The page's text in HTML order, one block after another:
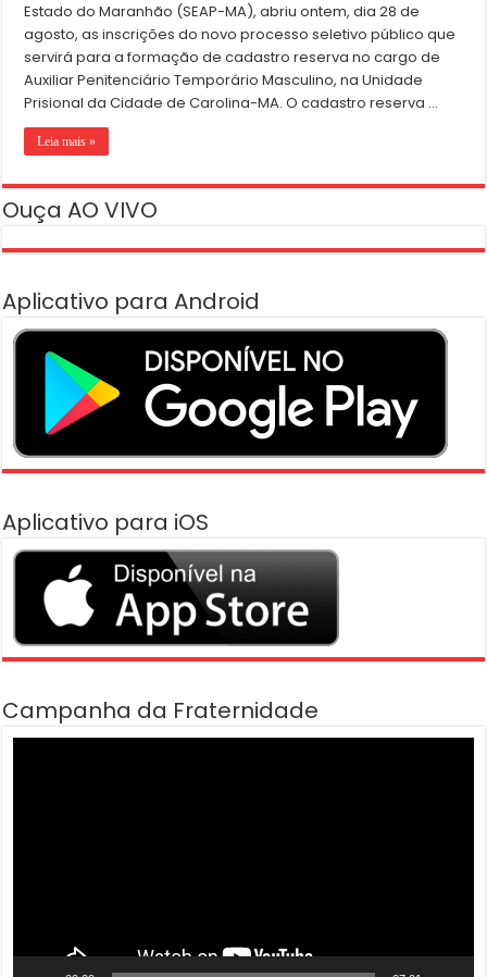
Estado do Maranhão (SEAP-MA), abriu ontem, dia 28 de
agosto, as inscrições do novo processo seletivo público que
servirá para a formação de cadastro reserva no cargo de
Auxiliar Penitenciário Temporário Masculino, na Unidade
Prisional da Cidade de Carolina-MA. O cadastro reserva …
Leia mais »
Ouça AO VIVO
Aplicativo para Android
Aplicativo para iOS
Campanha da Fraternidade